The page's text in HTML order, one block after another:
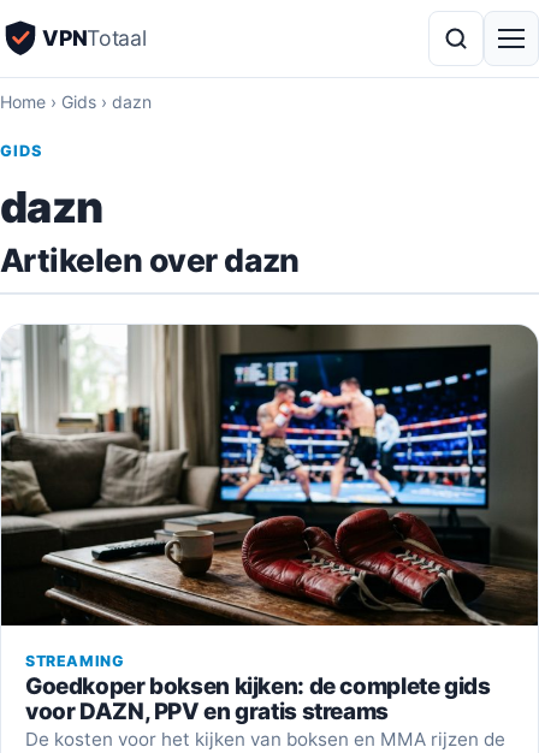
VPNTotaal
Home › Gids › dazn
GIDS
dazn
Artikelen over dazn
STREAMING
Goedkoper boksen kijken: de complete gids
voor DAZN, PPV en gratis streams
De kosten voor het kijken van boksen en MMA rijzen de